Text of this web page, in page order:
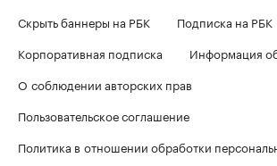
Скрыть баннеры на РБК
Подписка на РБК
Корпоративная подписка
Информация
О соблюдении авторских прав
Пользовательское соглашение
Политика в отношении обработки